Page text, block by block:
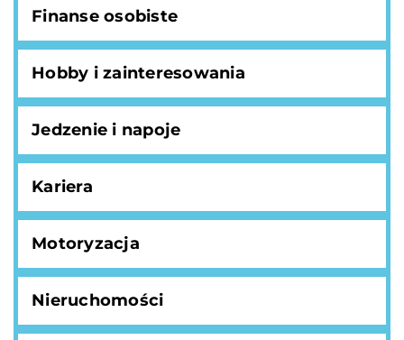
Finanse osobiste
Hobby i zainteresowania
Jedzenie i napoje
Kariera
Motoryzacja
Nieruchomości